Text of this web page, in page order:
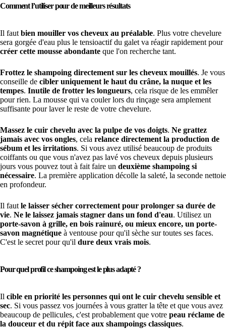
Comment l’utiliser pour de meilleurs résultats
Il faut bien mouiller vos cheveux au préalable. Plus votre chevelure
sera gorgée d'eau plus le tensioactif du galet va réagir rapidement pour
créer cette mousse abondante que l'on recherche tant.
Frottez le shampoing directement sur les cheveux mouillés. Je vous
conseille de cibler uniquement le haut du crâne, la nuque et les
tempes. Inutile de frotter les longueurs, cela risque de les emmêler
pour rien. La mousse qui va couler lors du rinçage sera amplement
suffisante pour laver le reste de votre chevelure.
Massez le cuir chevelu avec la pulpe de vos doigts. Ne grattez
jamais avec vos ongles, cela relance directement la production de
sébum et les irritations. Si vous avez utilisé beaucoup de produits
coiffants ou que vous n'avez pas lavé vos cheveux depuis plusieurs
jours vous pouvez tout à fait faire un deuxième shampoing si
nécessaire. La première application décolle la saleté, la seconde nettoie
en profondeur.
Il faut le laisser sécher correctement pour prolonger sa durée de
vie. Ne le laissez jamais stagner dans un fond d'eau. Utilisez un
porte-savon à grille, en bois rainuré, ou mieux encore, un porte-
savon magnétique à ventouse pour qu'il sèche sur toutes ses faces.
C'est le secret pour qu'il dure deux vrais mois.
Pour quel profil ce shampoing est le plus adapté ?
Il cible en priorité les personnes qui ont le cuir chevelu sensible et
sec. Si vous passez vos journées à vous gratter la tête et que vous avez
beaucoup de pellicules, c'est probablement que votre peau réclame de
la douceur et du répit face aux shampoings classiques.